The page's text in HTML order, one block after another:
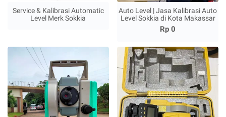
Service & Kalibrasi Automatic
Level Merk Sokkia
Auto Level | Jasa Kalibrasi Auto
Level Sokkia di Kota Makassar
Rp 0